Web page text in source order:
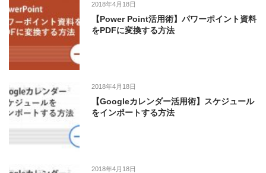
2018年4月18日
【Power Point活用術】パワーポイント資料
をPDFに変換する方法
2018年4月18日
【Googleカレンダー活用術】スケジュール
をインポートする方法
2018年4月18日